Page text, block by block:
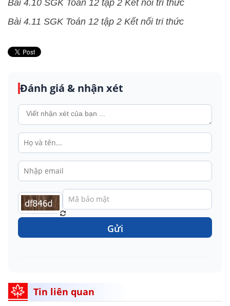
Bài 4.10 SGK Toán 12 tập 2 Kết nối tri thức
Bài 4.11 SGK Toán 12 tập 2 Kết nối tri thức
Đánh giá & nhận xét
Gửi
Tin liên quan